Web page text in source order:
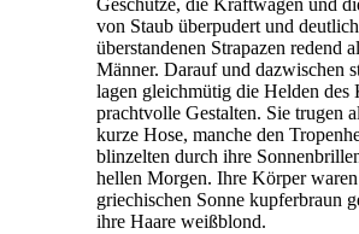
Geschütze, die Kraftwagen und
von Staub überpudert und
überstandenen Strapazen redend
Männer. Darauf und dazwischen
lagen gleichmütig die Helden des
prachtvolle Gestalten. Sie trugen
kurze Hose, manche den
blinzelten durch ihre
hellen Morgen. Ihre Körper
griechischen Sonne kupferbraun
ihre Haare weißblond.